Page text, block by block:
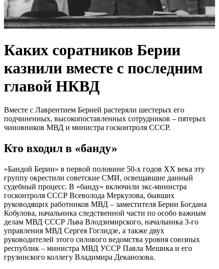
Каких соратников Берии
казнили вместе с последним
главой НКВД
Вместе с Лаврентием Берией растеряли шестерых его
подчиненных, высокопоставленных сотрудников – пятерых
чиновников МВД и министра госконтроля СССР.
Кто входил в «банду»
«Бандой Берии» в первой половине 50-х годов ХХ века эту
группу окрестили советские СМИ, освещавшие данный
судебный процесс. В «банду» включили экс-министра
госконтроля СССР Всеволода Меркулова, бывших
руководящих работников МВД – заместителя Берии Богдана
Кобулова, начальника следственной части по особо важным
делам МВД СССР Льва Влодзимирского, начальника 3-го
управления МВД Сергея Гоглидзе, а также двух
руководителей этого силового ведомства уровня союзных
республик – министра МВД УССР Павла Мешика и его
грузинского коллегу Владимира Деканозова.